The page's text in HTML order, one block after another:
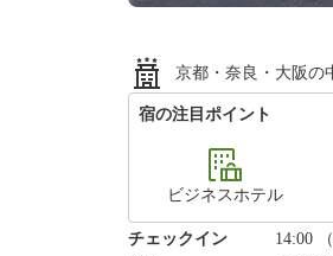
京都・奈良・大阪の
宿の注目ポイント
ビジネスホテル
チェックイン 14:00